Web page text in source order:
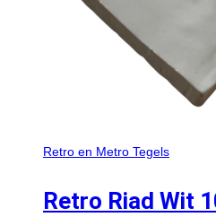
Retro en Metro Tegels
Retro Riad Wit